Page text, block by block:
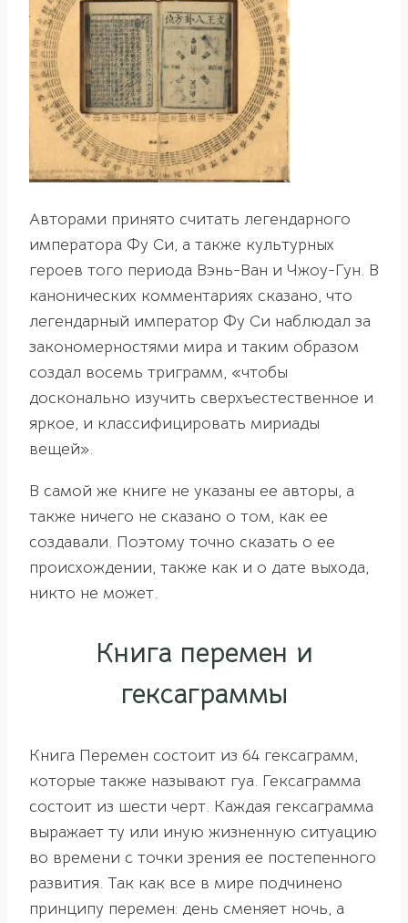
Авторами принято считать легендарного
императора Фу Си, а также культурных
героев того периода Вэнь-Ван и Чжоу-Гун. В
канонических комментариях сказано, что
легендарный император Фу Си наблюдал за
закономерностями мира и таким образом
создал восемь триграмм, «чтобы
досконально изучить сверхъестественное и
яркое, и классифицировать мириады
вещей».
В самой же книге не указаны ее авторы, а
также ничего не сказано о том, как ее
создавали. Поэтому точно сказать о ее
происхождении, также как и о дате выхода,
никто не может.
Книга перемен и
гексаграммы
Книга Перемен состоит из 64 гексаграмм,
которые также называют гуа. Гексаграмма
состоит из шести черт. Каждая гексаграмма
выражает ту или иную жизненную ситуацию
во времени с точки зрения ее постепенного
развития. Так как все в мире подчинено
принципу перемен: день сменяет ночь, а